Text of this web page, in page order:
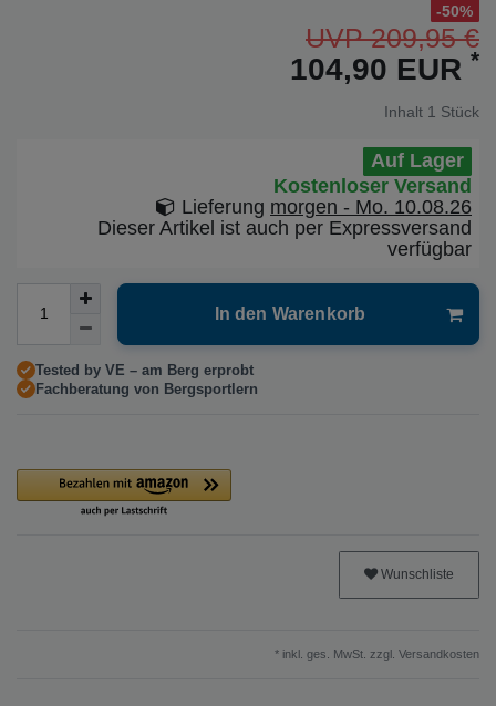
-50%
UVP 209,95 €
104,90 EUR *
Inhalt 1 Stück
Auf Lager
Kostenloser Versand
Lieferung morgen - Mo. 10.08.26
Dieser Artikel ist auch per Expressversand
verfügbar
In den Warenkorb
Tested by VE – am Berg erprobt
Fachberatung von Bergsportlern
Wunschliste
* inkl. ges. MwSt. zzgl. Versandkosten